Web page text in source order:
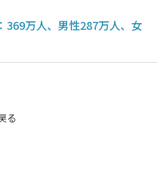
369万人、男性287万人、女
る